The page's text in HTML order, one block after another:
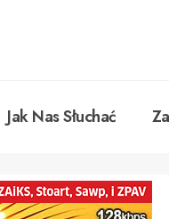
Jak Nas Słuchać